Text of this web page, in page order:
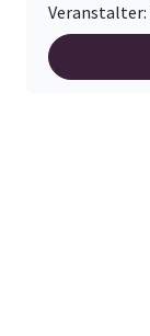
Veranstalter: